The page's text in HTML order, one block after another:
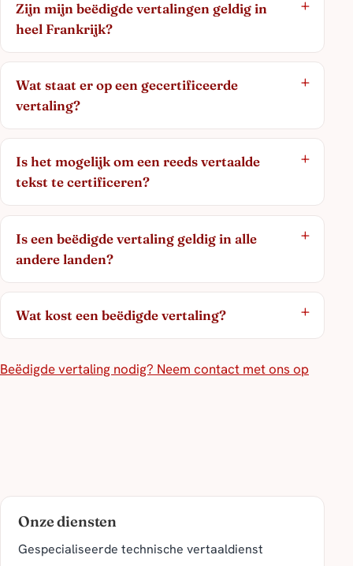
Zijn mijn beëdigde vertalingen geldig in
heel Frankrijk?
Wat staat er op een gecertificeerde
vertaling?
Is het mogelijk om een reeds vertaalde
tekst te certificeren?
Is een beëdigde vertaling geldig in alle
andere landen?
Wat kost een beëdigde vertaling?
Beëdigde vertaling nodig? Neem contact met ons op
Onze diensten
Gespecialiseerde technische vertaaldienst